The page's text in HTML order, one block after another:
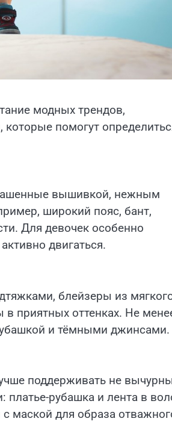
модных трендов,
которые помогут
вышивкой, нежным
широкий пояс, бант,
Для девочек особенно
двигаться.
блейзеры из
приятных оттенках. Не
и тёмными джинсами.
поддерживать не
рубашка и лента в
маской для образа